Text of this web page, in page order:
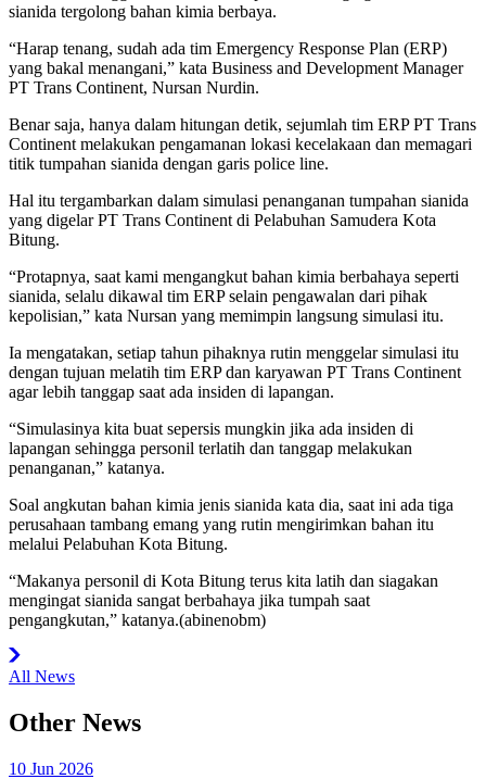
sianida tergolong bahan kimia berbaya.
“Harap tenang, sudah ada tim Emergency Response Plan (ERP)
yang bakal menangani,” kata Business and Development Manager
PT Trans Continent, Nursan Nurdin.
Benar saja, hanya dalam hitungan detik, sejumlah tim ERP PT Trans
Continent melakukan pengamanan lokasi kecelakaan dan memagari
titik tumpahan sianida dengan garis police line.
Hal itu tergambarkan dalam simulasi penanganan tumpahan sianida
yang digelar PT Trans Continent di Pelabuhan Samudera Kota
Bitung.
“Protapnya, saat kami mengangkut bahan kimia berbahaya seperti
sianida, selalu dikawal tim ERP selain pengawalan dari pihak
kepolisian,” kata Nursan yang memimpin langsung simulasi itu.
Ia mengatakan, setiap tahun pihaknya rutin menggelar simulasi itu
dengan tujuan melatih tim ERP dan karyawan PT Trans Continent
agar lebih tanggap saat ada insiden di lapangan.
“Simulasinya kita buat sepersis mungkin jika ada insiden di
lapangan sehingga personil terlatih dan tanggap melakukan
penanganan,” katanya.
Soal angkutan bahan kimia jenis sianida kata dia, saat ini ada tiga
perusahaan tambang emang yang rutin mengirimkan bahan itu
melalui Pelabuhan Kota Bitung.
“Makanya personil di Kota Bitung terus kita latih dan siagakan
mengingat sianida sangat berbahaya jika tumpah saat
pengangkutan,” katanya.(abinenobm)
All News
Other News
10 Jun 2026